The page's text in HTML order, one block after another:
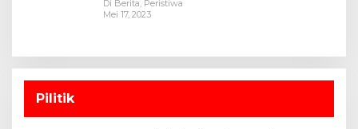
Di Berita, Peristiwa
Mei 17, 2023
Pilitik